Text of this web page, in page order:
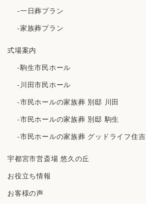
-一日葬プラン
-家族葬プラン
式場案内
-駒生市民ホール
-川田市民ホール
-市民ホールの家族葬 別邸 川田
-市民ホールの家族葬 別邸 駒生
-市民ホールの家族葬 グッドライフ住吉
宇都宮市営斎場 悠久の丘
お役立ち情報
お客様の声